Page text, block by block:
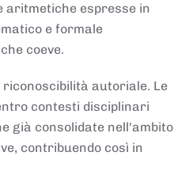
aritmetiche espresse in
e formale
coeve.
autoriale. Le
contesti disciplinari
già consolidate nell'ambito
contribuendo così in